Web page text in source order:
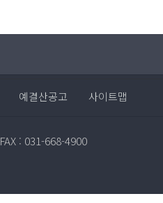
예결산공고 사이트맵
FAX : 031-668-4900